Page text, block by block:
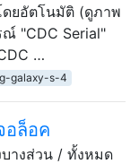
ยอัตโนมัติ (ดูภาพ
"CDC Serial"
…
galaxy-s-4
อล็อค
างส่วน / ทั้งหมด